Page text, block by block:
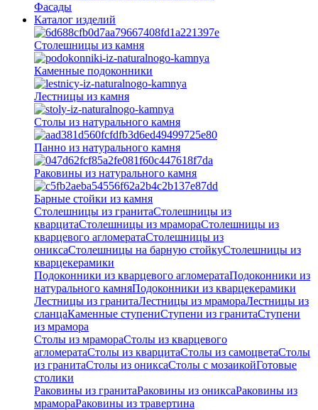
Фасады
Каталог изделий
Столешницы из камня
Каменные подоконники
Лестницы из камня
Столы из натурального камня
Панно из натурального камня
Раковины из натурального камня
Барные стойки из камня
Столешницы из гранитаСтолешницы из
кварцитаСтолешницы из мрамораСтолешницы из
кварцевого агломератаCтолешницы из
ониксаСтолешницы на барную стойкуСтолешницы из
кварцекерамики
Подоконники из кварцевого агломератаПодоконники из
натурального камняПодоконники из кварцекерамики
Лестницы из гранитаЛестницы из мрамораЛестницы из
сланцаКаменные ступениСтупени из гранитаСтупени
из мрамора
Столы из мрамораСтолы из кварцевого
агломератаСтолы из кварцитаСтолы из самоцветаСтолы
из гранитаСтолы из ониксаСтолы с мозаикойГотовые
столики
Раковины из гранитаРаковины из ониксаРаковины из
мрамораРаковины из травертина